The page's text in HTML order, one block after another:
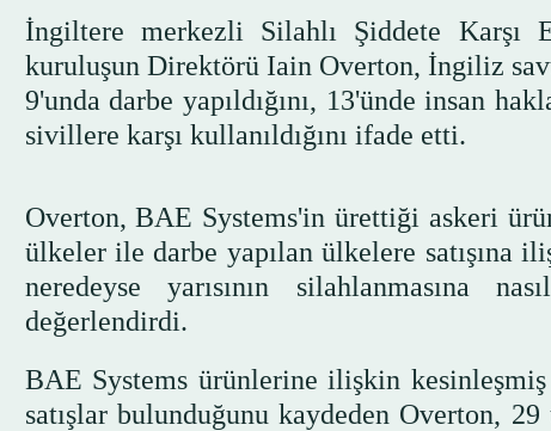
İngiltere merkezli Silahlı Şiddete Karşı
kuruluşun Direktörü Iain Overton, İngiliz
9'unda darbe yapıldığını, 13'ünde insan
sivillere karşı kullanıldığını ifade etti.
Overton, BAE Systems'in ürettiği askeri
ülkeler ile darbe yapılan ülkelere satışına
neredeyse yarısının silahlanmasına
değerlendirdi.
BAE Systems ürünlerine ilişkin kesinleşmiş
satışlar bulunduğunu kaydeden Overton,